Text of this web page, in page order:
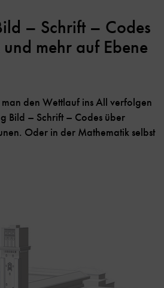
– Schrift – Codes
mehr auf Ebene
den Wettlauf ins All verfolgen
Bild – Schrift – Codes über
Oder in der Mathematik selbst